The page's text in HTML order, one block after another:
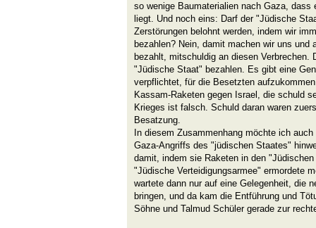
so wenige Baumaterialien nach Gaza, dass
liegt. Und noch eins: Darf der "Jüdische
Zerstörungen belohnt werden, indem wir
bezahlen? Nein, damit machen wir uns und
bezahlt, mitschuldig an diesen Verbrechen.
"Jüdische Staat" bezahlen. Es gibt eine
verpflichtet, für die Besetzten
Kassam-Raketen gegen Israel, die schuld
Krieges ist falsch. Schuld daran waren
Besatzung.
In diesem Zusammenhang möchte ich
Gaza-Angriffs des "jüdischen Staates"
damit, indem sie Raketen in den
"Jüdische Verteidigungsarmee" ermordete
wartete dann nur auf eine Gelegenheit, die
bringen, und da kam die Entführung und
Söhne und Talmud Schüler gerade zur